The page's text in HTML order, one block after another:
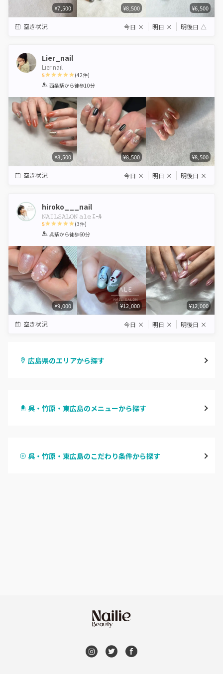
¥7,500 ¥8,500 ¥6,500
空き状況 今日 × 明日 × 明後日 △
Lier_nail
Lier nail
5
1 2 3 4 5
(42件)
西条駅から徒歩10分
¥8,500 ¥8,500 ¥8,500
空き状況 今日 × 明日 × 明後日 ×
hiroko___nail
𝙽𝙰𝙸𝙻𝚂𝙰𝙻𝙾𝙽 𝚊𝚕𝚎 ｴｰﾙ
5
1 2 3 4 5
(3件)
呉駅から徒歩60分
¥9,000 ¥12,000 ¥12,000
空き状況 今日 × 明日 × 明後日 ×
広島県のエリアから探す
段原・皆実町・宇品
呉・竹原・東広島のメニューから探す
ハンドスカルプ
呉・竹原・東広島のこだわり条件から探す